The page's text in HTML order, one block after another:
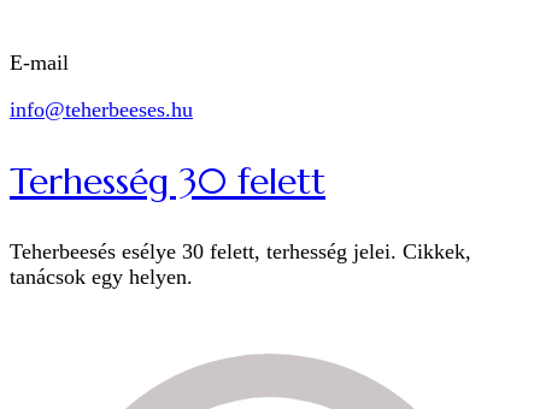
E-mail
info@teherbeeses.hu
Terhesség 30 felett
Teherbeesés esélye 30 felett, terhesség jelei. Cikkek,
tanácsok egy helyen.